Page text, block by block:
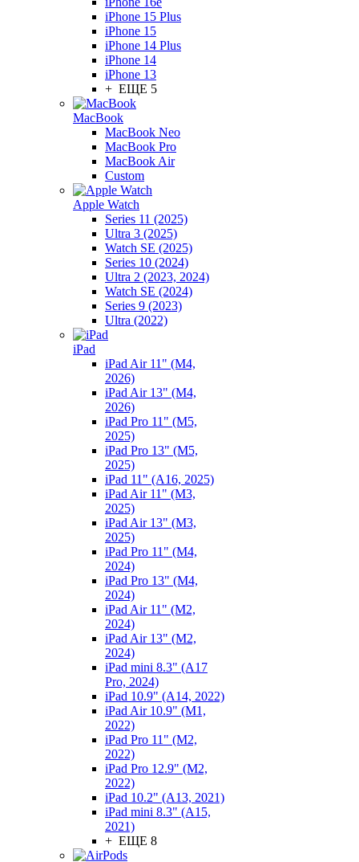
iPhone 15 Plus
iPhone 15
iPhone 14 Plus
iPhone 14
iPhone 13
+ ЕЩЕ 5
MacBook
MacBook Neo
MacBook Pro
MacBook Air
Custom
Apple Watch
Series 11 (2025)
Ultra 3 (2025)
Watch SE (2025)
Series 10 (2024)
Ultra 2 (2023, 2024)
Watch SE (2024)
Series 9 (2023)
Ultra (2022)
iPad
iPad Air 11" (M4,
2026)
iPad Air 13" (M4,
2026)
iPad Pro 11" (M5,
2025)
iPad Pro 13" (M5,
2025)
iPad 11" (A16, 2025)
iPad Air 11" (M3,
2025)
iPad Air 13" (M3,
2025)
iPad Pro 11" (M4,
2024)
iPad Pro 13" (M4,
2024)
iPad Air 11" (M2,
2024)
iPad Air 13" (M2,
2024)
iPad mini 8.3" (A17
Pro, 2024)
iPad 10.9" (A14, 2022)
iPad Air 10.9" (M1,
2022)
iPad Pro 11" (M2,
2022)
iPad Pro 12.9" (M2,
2022)
iPad 10.2" (A13, 2021)
iPad mini 8.3" (A15,
2021)
+ ЕЩЕ 8